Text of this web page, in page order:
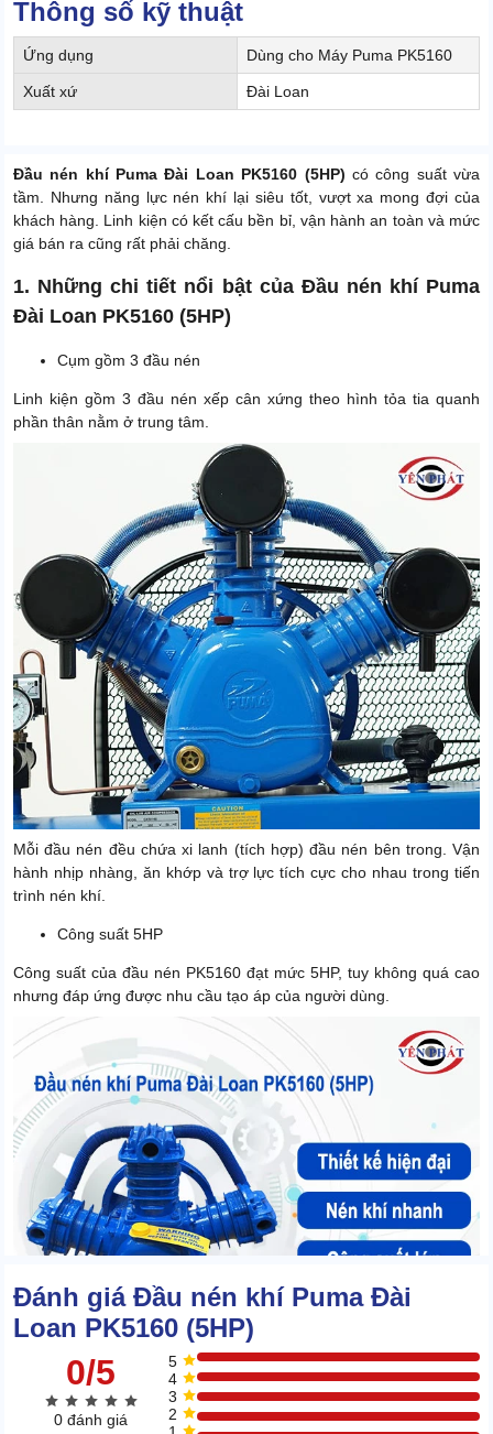
Thông số kỹ thuật
Ứng dụng Dùng cho Máy Puma PK5160
Xuất xứ Đài Loan
Đầu nén khí Puma Đài Loan PK5160 (5HP) có công suất vừa
tầm. Nhưng năng lực nén khí lại siêu tốt, vượt xa mong đợi của
khách hàng. Linh kiện có kết cấu bền bỉ, vận hành an toàn và mức
giá bán ra cũng rất phải chăng.
1. Những chi tiết nổi bật của Đầu nén khí Puma
Đài Loan PK5160 (5HP)
Cụm gồm 3 đầu nén
Linh kiện gồm 3 đầu nén xếp cân xứng theo hình tỏa tia quanh
phần thân nằm ở trung tâm.
Mỗi đầu nén đều chứa xi lanh (tích hợp) đầu nén bên trong. Vận
hành nhịp nhàng, ăn khớp và trợ lực tích cực cho nhau trong tiến
trình nén khí.
Công suất 5HP
Công suất của đầu nén PK5160 đạt mức 5HP, tuy không quá cao
nhưng đáp ứng được nhu cầu tạo áp của người dùng.
Điều đáng nói là linh kiện tận dụng cực tốt năng lượng đầu vào để
Đánh giá Đầu nén khí Puma Đài
Loan PK5160 (5HP)
0/5
0 đánh giá
5
4
3
2